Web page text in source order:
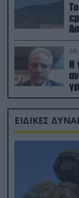
Η
ΕΙΔΙΚΕΣ